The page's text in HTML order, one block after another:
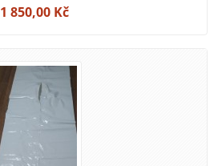
1 850,00 Kč